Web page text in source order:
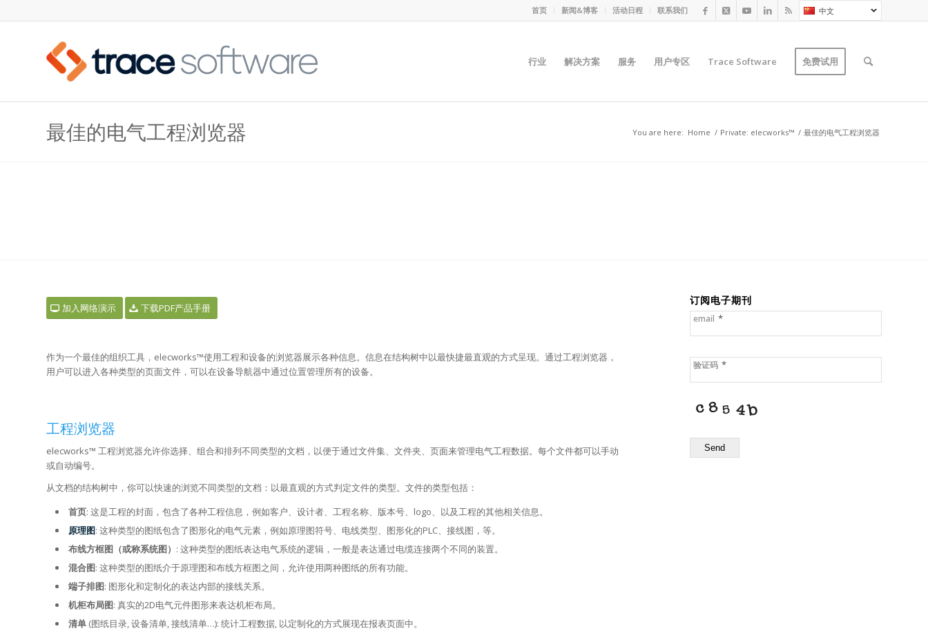
中文
首页 新闻&博客 活动日程 联系我们
行业 解决方案 服务 用户专区 Trace Software 免费试用
最佳的电气工程浏览器 You are here: Home / Private: elecworks™ / 最佳的电气工程浏览器
加入网络演示 下载PDF产品手册
作为一个最佳的组织工具，elecworks™使用工程和设备的浏览器展示各种信息。信息在结构树中以最快捷最直观的方式呈现。通过工程浏览器，
用户可以进入各种类型的页面文件，可以在设备导航器中通过位置管理所有的设备。
工程浏览器
elecworks™ 工程浏览器允许你选择、组合和排列不同类型的文档，以便于通过文件集、文件夹、页面来管理电气工程数据。每个文件都可以手动
或自动编号。
从文档的结构树中，你可以快速的浏览不同类型的文档：以最直观的方式判定文件的类型。文件的类型包括：
首页: 这是工程的封面，包含了各种工程信息，例如客户、设计者、工程名称、版本号、logo、以及工程的其他相关信息。
原理图: 这种类型的图纸包含了图形化的电气元素，例如原理图符号、电线类型、图形化的PLC、接线图，等。
布线方框图（或称系统图） : 这种类型的图纸表达电气系统的逻辑，一般是表达通过电缆连接两个不同的装置。
混合图: 这种类型的图纸介于原理图和布线方框图之间，允许使用两种图纸的所有功能。
端子排图: 图形化和定制化的表达内部的接线关系。
机柜布局图: 真实的2D电气元件图形来表达机柜布局。
清单 (图纸目录, 设备清单, 接线清单…): 统计工程数据, 以定制化的方式展现在报表页面中。
订阅电子期刊
email *
验证码 *
Send